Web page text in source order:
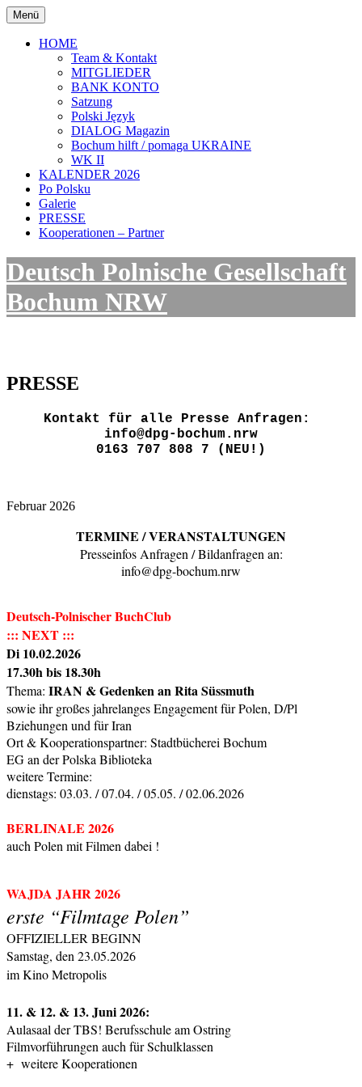
Zum
Inhalt
springen
Menü
HOME
Team & Kontakt
MITGLIEDER
BANK KONTO
Satzung
Polski Język
DIALOG Magazin
Bochum hilft / pomaga UKRAINE
WK II
KALENDER 2026
Po Polsku
Galerie
PRESSE
Kooperationen – Partner
Deutsch Polnische Gesellschaft
Bochum NRW
PRESSE
Kontakt für alle Presse Anfragen:
info@dpg-bochum.nrw
0163 707 808 7 (NEU!)
Februar 2026
TERMINE / VERANSTALTUNGEN
Presseinfos Anfragen / Bildanfragen an:
info@dpg-bochum.nrw
Deutsch-Polnischer BuchClub
::: NEXT :::
Di 10.02.2026
17.30h bis 18.30h
Thema: IRAN & Gedenken an Rita Süssmuth
sowie ihr großes jahrelanges Engagement für Polen, D/Pl
Bziehungen und für Iran
Ort & Kooperationspartner: Stadtbücherei Bochum
EG an der Polska Biblioteka
weitere Termine:
dienstags: 03.03. / 07.04. / 05.05. / 02.06.2026
BERLINALE 2026
auch Polen mit Filmen dabei !
WAJDA JAHR 2026
erste “Filmtage Polen”
OFFIZIELLER BEGINN
Samstag, den 23.05.2026
im Kino Metropolis
11. & 12. & 13. Juni 2026:
Aulasaal der TBS! Berufsschule am Ostring
Filmvorführungen auch für Schulklassen
+ weitere Kooperationen